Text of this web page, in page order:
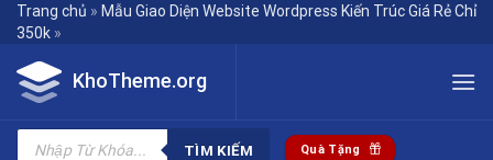
Skip
content
Trang chủ » Mẫu Giao Diện Website Wordpress Kiến Trúc Giá Rẻ Chỉ
350k »
KhoTheme.org
Tìm
kiếm
TÌM KIẾM Quà Tặng